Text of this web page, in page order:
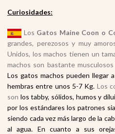
Curiosidades:
Los Gatos Maine Coon o
grandes, perezosos y muy
Unidos, los machos tienen un
machos son bastante
Los gatos machos pueden llegar
hembras entre unos 5-7 Kg. Los
son los tabby, sólidos, humos y
por los estándares los patrones
siendo cada vez más largo de la
al agua. En cuanto a sus